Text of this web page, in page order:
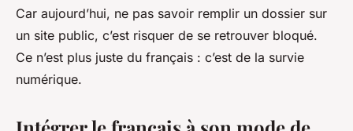
Car aujourd’hui, ne pas savoir remplir un dossier sur
un site public, c’est risquer de se retrouver bloqué.
Ce n’est plus juste du français : c’est de la survie
numérique.